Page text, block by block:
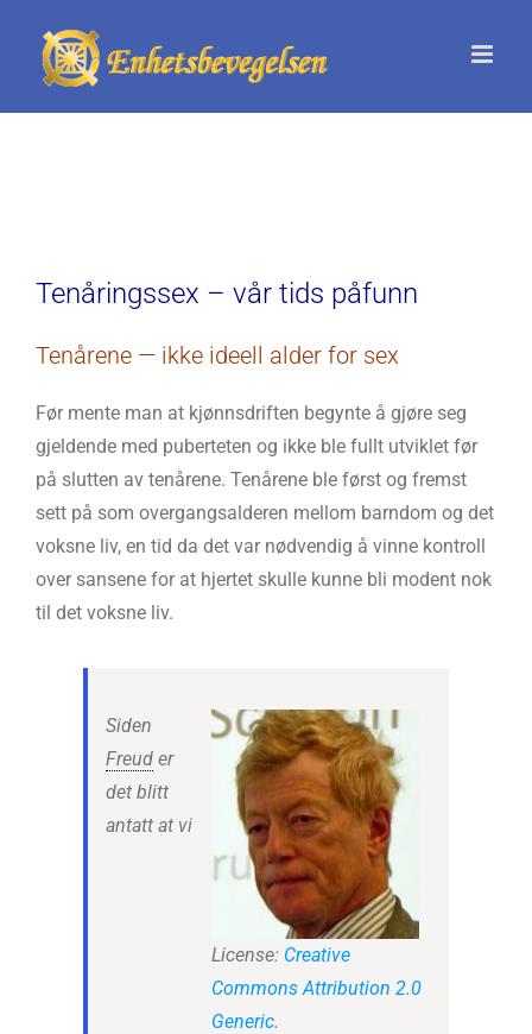
content
Tenåringssex – vår tids påfunn
Tenårene — ikke ideell alder for sex
Før mente man at kjønnsdriften begynte å gjøre seg
gjeldende med puberteten og ikke ble fullt utviklet før
på slutten av tenårene. Tenårene ble først og fremst
sett på som overgangsalderen mellom barndom og det
voksne liv, en tid da det var nødvendig å vinne kontroll
over sansene for at hjertet skulle kunne bli modent nok
til det voksne liv.
License: Creative
Commons Attribution 2.0
Generic.
Siden
Freud er
det blitt
antatt at vi